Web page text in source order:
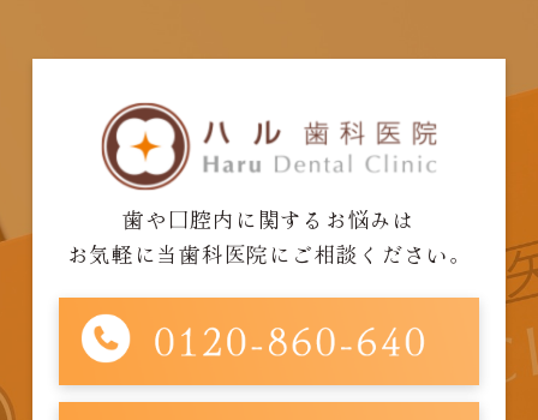
歯や口腔内に関するお悩みは
お気軽に当歯科医院にご相談ください。